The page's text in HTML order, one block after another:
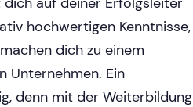
hochwertigen Kenntnisse,
dich zu einem
Unternehmen. Ein
denn mit der Weiterbildung